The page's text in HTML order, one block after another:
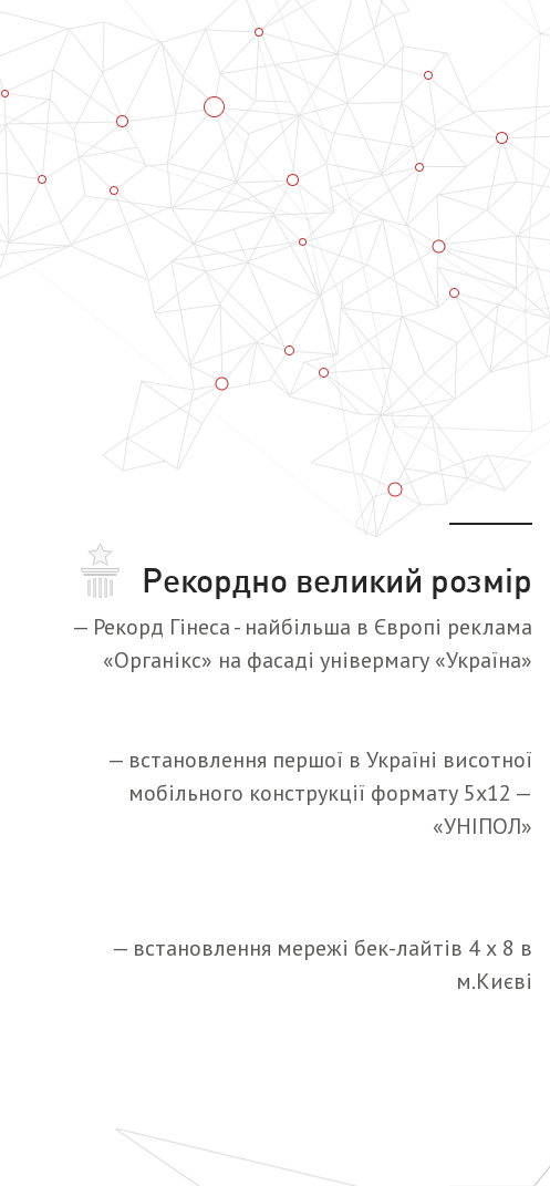
Рекордно великий розмір
— Рекорд Гінеса - найбільша в Європі реклама
«Органікс» на фасаді універмагу «Україна»
— встановлення першої в Україні висотної
мобільного конструкції формату 5х12 —
«УНІПОЛ»
— встановлення мережі бек-лайтів 4 х 8 в
м.Києві